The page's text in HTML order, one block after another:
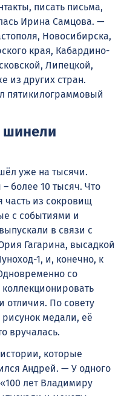
писать письма,
Ирина Самцова. —
Новосибирска,
края, Кабардино-
Липецкой,
из других стран.
пятикилограммовый
шинели
уже на тысячи.
более 10 тысяч. Что
часть из сокровищ
с событиями и
в связи с
Гагарина, высадкой
1, и, конечно, к
со
отличия. По совету
рисунок медали, её
вручалась.
которые
Андрей. — У одного
лет Владимиру